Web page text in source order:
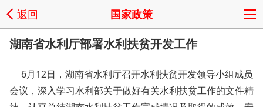
返回 国家政策
湖南省水利厅部署水利扶贫开发工作
6月12日，湖南省水利厅召开水利扶贫开发领导小组成员
会议，深入学习水利部关于做好有关水利扶贫工作的文件精